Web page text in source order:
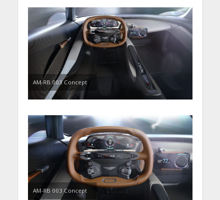
AM-RB 003 Concept
AM-RB 003 Concept